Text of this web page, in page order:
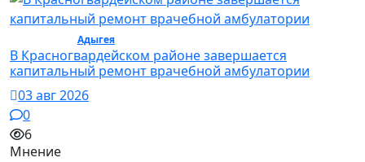
Адыгея/ Общество
В Красногвардейском районе завершается
капитальный ремонт врачебной амбулатории
03 авг 2026
0
6
Мнение